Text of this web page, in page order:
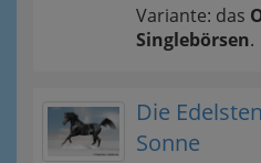
Variante: das
Singlebörsen.
Die
Sonne